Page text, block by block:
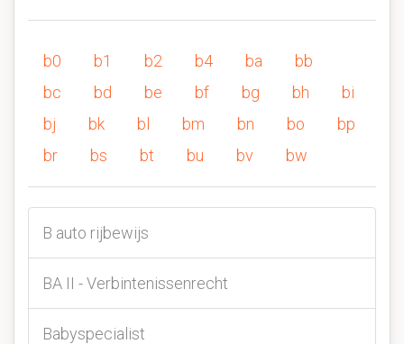
b0 b1 b2 b4 ba
bb
bc
bd be bf bg bh
bi
bj
bk bl bm bn bo
bp
br
bs bt bu bv bw
B auto rijbewijs
BA II - Verbintenissenrecht
Babyspecialist